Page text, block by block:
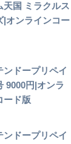
天国 ミラクルス
|オンラインコー
ンドープリペイ
9000円|オンラ
ード版
ンドープリペイ